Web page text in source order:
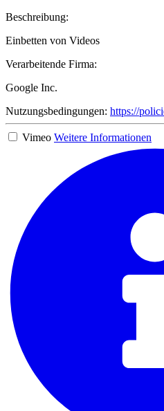
Beschreibung:
Einbetten von Videos
Verarbeitende Firma:
Google Inc.
Nutzungsbedingungen: https://
Vimeo Weitere Informationen